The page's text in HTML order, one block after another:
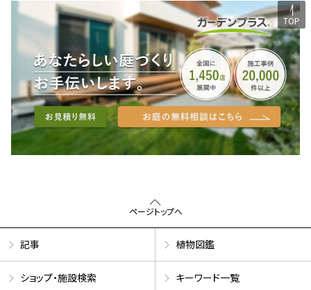
TOP
ページトップへ
記事 植物図鑑
ショップ・施設検索 キーワード一覧